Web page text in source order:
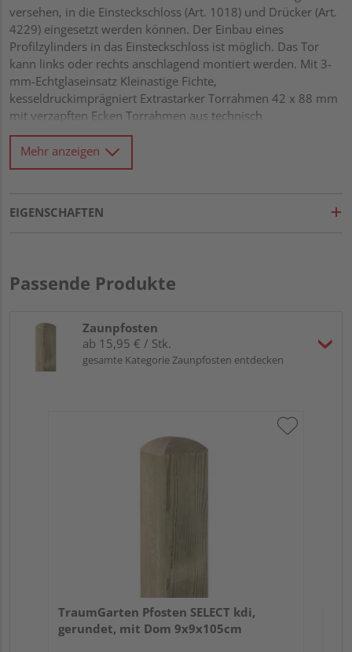
versehen, in die Einsteckschloss (Art. 1018) und Drücker (Art.
4229) eingesetzt werden können. Der Einbau eines
Profilzylinders in das Einsteckschloss ist möglich. Das Tor
kann links oder rechts anschlagend montiert werden. Mit 3-
mm-Echtglaseinsatz Kleinastige Fichte,
kesseldruckimprägniert Extrastarker Torrahmen 42 x 88 mm
mit verzapften Ecken Torrahmen aus technisch
vorgetrocknetem Massivholz Wasserablauflöcher und
Drainagenut im unteren Rahmen Rundkanten-Profile 18 x
121 mm mit extratiefer Trocknungsnut von 15 mm Alle
Mehr anzeigen
EIGENSCHAFTEN
Passende Produkte
Zaunpfosten
ab 15,95 € / Stk.
gesamte Kategorie Zaunpfosten entdecken
TraumGarten Pfosten SELECT kdi,
gerundet, mit Dom 9x9x105cm